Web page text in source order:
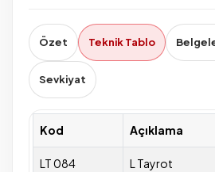
Özet Teknik Tablo
Sevkiyat
Kod Açıklama
LT 084 L Tayrot